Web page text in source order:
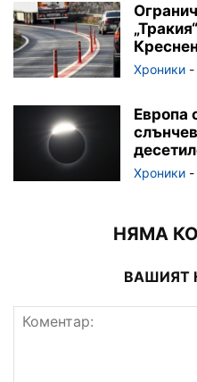
Хроники -
Европа
Хроники -
НЯМА
ВАШИЯТ